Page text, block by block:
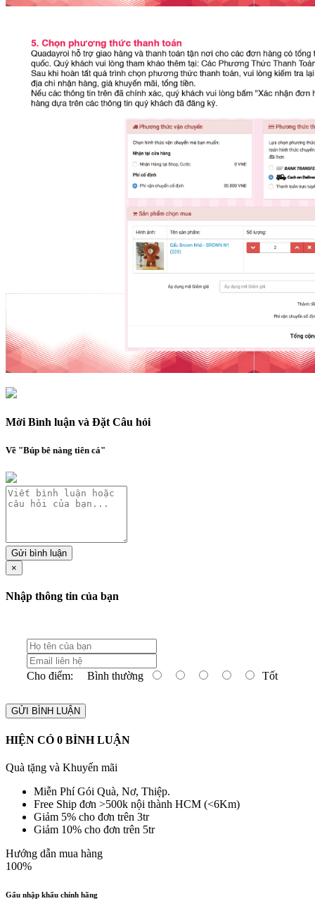
Mời Bình luận và Đặt Câu hỏi
Về "Búp bê nàng tiên cá"
Gửi bình luận
×
Nhập thông tin của bạn
Cho điểm: Bình thường Tốt
GỬI BÌNH LUẬN
HIỆN CÓ 0 BÌNH LUẬN
Quà tặng và Khuyến mãi
Miễn Phí Gói Quà, Nơ, Thiệp.
Free Ship đơn >500k nội thành HCM (<6Km)
Giảm 5% cho đơn trên 3tr
Giảm 10% cho đơn trên 5tr
Hướng dẫn mua hàng
100%
Gấu nhập khẩu chính hãng